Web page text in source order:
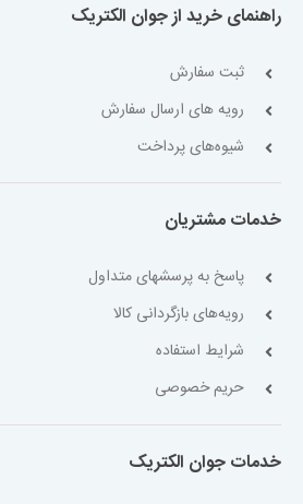
راهنمای خرید از جوان الکتریک
ثبت سفارش
رویه های ارسال سفارش
شیوه‌های پرداخت
خدمات مشتریان
پاسخ به پرسشهای متداول
رویه‌های بازگردانی کالا
شرایط استفاده
حریم خصوصی
خدمات جوان الکتریک